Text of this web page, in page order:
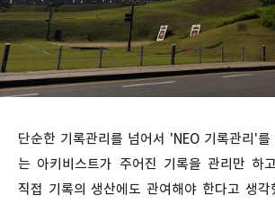
단순한 기록관리를 넘어서 'NEO 기록관리'
는 아키비스트가 주어진 기록을 관리만 하
직접 기록의 생산에도 관여해야 한다고 생각